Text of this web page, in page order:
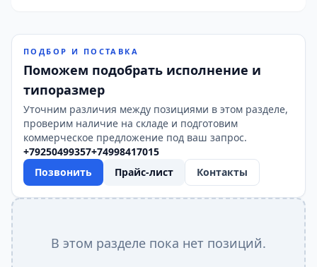
ПОДБОР И ПОСТАВКА
Поможем подобрать исполнение и
типоразмер
Уточним различия между позициями в этом разделе,
проверим наличие на складе и подготовим
коммерческое предложение под ваш запрос.
+79250499357+74998417015
Позвонить
Прайс-лист Контакты
В этом разделе пока нет позиций.